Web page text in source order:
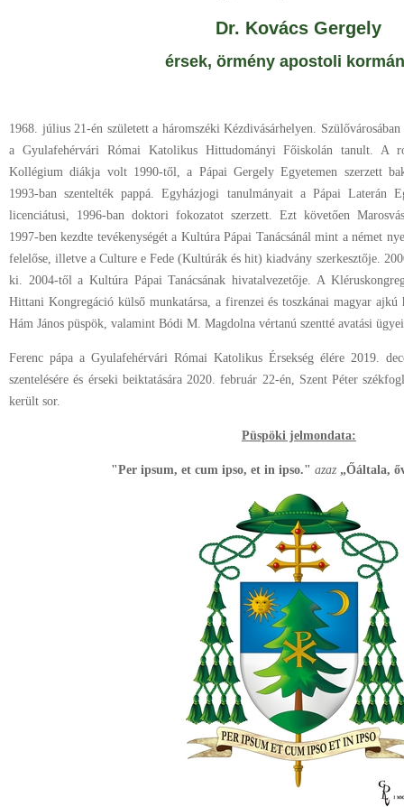
Dr. Kovács Gergely
érsek, örmény apostoli
1968. július 21-én született a háromszéki Kézdivásárhelyen.
a Gyulafehérvári Római Katolikus Hittudományi Főiskolán tanult. A
Kollégium diákja volt 1990-től, a Pápai Gergely Egyetemen szerzett
1993-ban szentelték pappá. Egyházjogi tanulmányait a Pápai Laterán
licenciátusi, 1996-ban doktori fokozatot szerzett. Ezt követően
1997-ben kezdte tevékenységét a Kultúra Pápai Tanácsánál mint a német
felelőse, illetve a Culture e Fede (Kultúrák és hit) kiadvány szerkesztője.
ki. 2004-től a Kultúra Pápai Tanácsának hivatalvezetője. A
Hittani Kongregáció külső munkatársa, a firenzei és toszkánai magyar
Hám János püspök, valamint Bódi M. Magdolna vértanú szentté avatási
Ferenc pápa a Gyulafehérvári Római Katolikus Érsekség élére 2019.
szentelésére és érseki beiktatására 2020. február 22-én, Szent Péter
került sor.
Püspöki jelmondata:
"Per ipsum, et cum ipso, et in ipso." azaz „Őáltala,